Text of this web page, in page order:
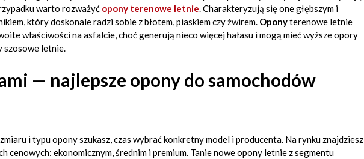
warto rozważyć opony terenowe letnie. Charakteryzują się one głębszym i
który doskonale radzi sobie z błotem, piaskiem czy żwirem. Oponyterenowe letnie
właściwości na asfalcie, choć generują nieco więcej hałasu i mogą mieć wyższe opory
szosowe letnie.
— najlepsze opony do samochodów
i typu opony szukasz, czas wybrać konkretny model i producenta. Na rynku znajdziesz
cenowych: ekonomicznym, średnim i premium. Tanie nowe opony letnie z segmentu